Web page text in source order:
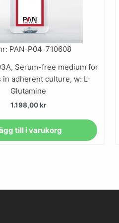
PAN-P04-710608
Serum-free medium for
in adherent culture, w: L-
Glutamine
1.198,00kr
till i varukorg